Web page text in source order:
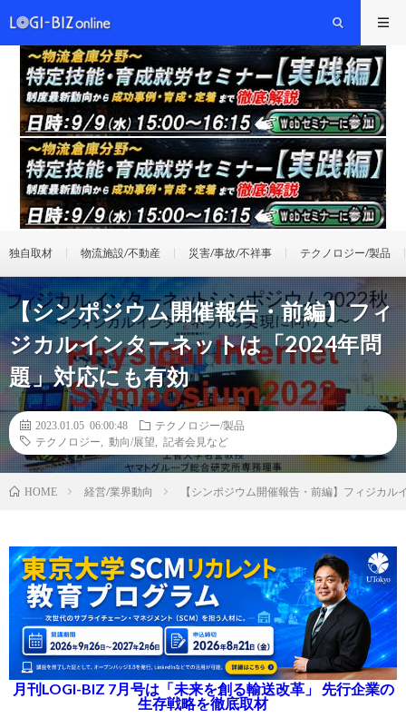
独自取材 物流施設/不動産 災害/事故/不祥事 テクノロジー/製品
【シンポジウム開催報告・前編】フィ
ジカルインターネットは「2024年問
題」対応にも有効
2023.01.05 06:00:48
テクノロジー/製品
テクノロジー
動向/展望 記者会見など
HOME 経営/業界動向 【シンポジウム開催報告・前編】フィジカ
月刊LOGI-BIZ 7月号は「未来を創る輸送改革」 先行企業の
生存戦略を徹底取材